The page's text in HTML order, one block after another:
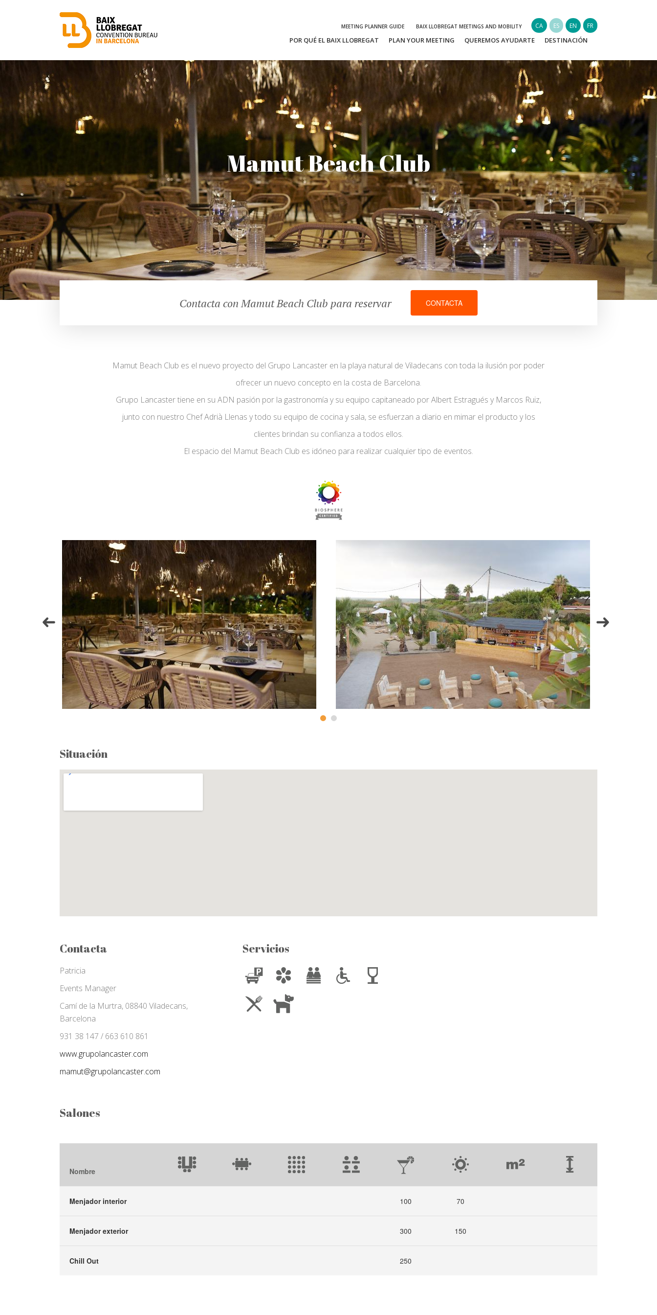
MEETING PLANNER GUIDE BAIX LLOBREGAT MEETINGS AND MOBILITY CA ES EN FR
POR QUÉ EL BAIX LLOBREGAT PLAN YOUR MEETING QUEREMOS AYUDARTE DESTINACIÓN
Mamut Beach Club
Contacta con Mamut Beach Club para reservar CONTACTA
Mamut Beach Club es el nuevo proyecto del Grupo Lancaster en la playa natural de Viladecans con toda la ilusión por poder
ofrecer un nuevo concepto en la costa de Barcelona.
Grupo Lancaster tiene en su ADN pasión por la gastronomía y su equipo capitaneado por Albert Estragués y Marcos Ruiz,
junto con nuestro Chef Adrià Llenas y todo su equipo de cocina y sala, se esfuerzan a diario en mimar el producto y los
clientes brindan su confianza a todos ellos.
El espacio del Mamut Beach Club es idóneo para realizar cualquier tipo de eventos.
Situación
Contacta
Patricia
Events Manager
Camí de la Murtra, 08840 Viladecans,
Barcelona
931 38 147 / 663 610 861
www.grupolancaster.com
mamut@grupolancaster.com
Servicios
Salones
Nombre
Menjador interior 100 70
Menjador exterior 300 150
Chill Out 250